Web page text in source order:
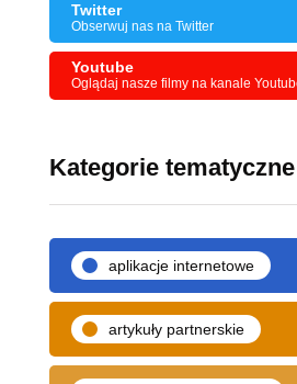
Twitter
Obserwuj nas na Twitter
Youtube
Oglądaj nasze filmy na kanale
Kategorie tematyczne
aplikacje internetowe
artykuły partnerskie